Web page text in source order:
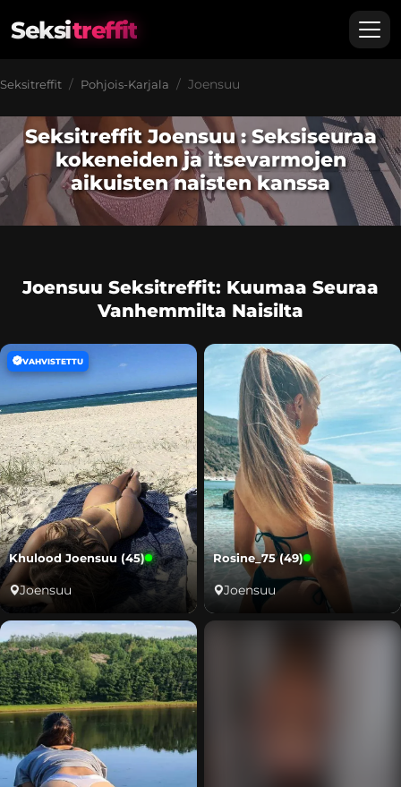
Seksitreffit
Seksitreffit Pohjois-Karjala Joensuu
Seksitreffit Joensuu : Seksiseuraa
kokeneiden ja itsevarmojen
aikuisten naisten kanssa
Joensuu Seksitreffit: Kuumaa Seuraa
Vanhemmilta Naisilta
VAHVISTETTU
Khulood Joensuu (45)
Joensuu
Rosine_75 (49)
Joensuu